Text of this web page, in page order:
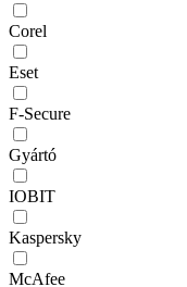
Corel
Eset
F-Secure
Gyártó
IOBIT
Kaspersky
McAfee